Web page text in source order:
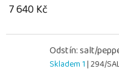
7 640 Kč
Odstín: salt/
Skladem 1| 294/